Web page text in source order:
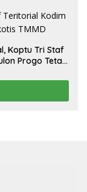
Koptu Tri Staf
Progo Tetap